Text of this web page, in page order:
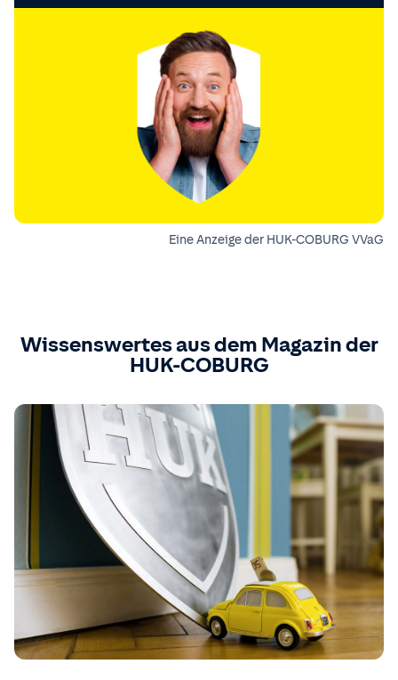
Eine Anzeige der HUK-COBURG VVaG
Wissenswertes aus dem Magazin der
HUK-COBURG